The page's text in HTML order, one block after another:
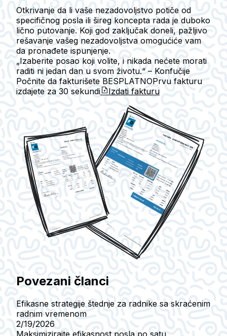
Otkrivanje da li vaše nezadovoljstvo potiče od
specifičnog posla ili šireg koncepta rada je duboko
lično putovanje. Koji god zaključak doneli, pažljivo
rešavanje vašeg nezadovoljstva omogućiće vam
da pronađete ispunjenje.
„Izaberite posao koji volite, i nikada nećete morati
raditi ni jedan dan u svom životu.“ – Konfučije
Počnite da fakturišete BESPLATNOPrvu fakturu
izdajete za 30 sekundi Izdati fakturu
Povezani članci
Efikasne strategije štednje za radnike sa skraćenim
radnim vremenom
2/19/2026
Maksimizirajte efikasnost posla po satu